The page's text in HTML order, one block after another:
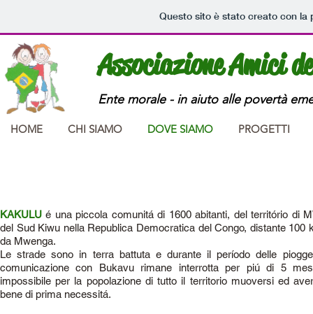
Questo sito è stato creato con
Associazione Amici
Ente morale - in aiuto alle povertà
HOME CHI SIAMO DOVE SIAMO PROGETTI
KAKULU é una piccola comunitá di 1600 abitanti, del território di
del Sud Kiwu nella Republica Democratica del Congo, distante 100
da Mwenga.
Le strade sono in terra battuta e durante il período delle
comunicazione con Bukavu rimane interrotta per piú di 5
impossibile per la popolazione di tutto il territorio muoversi ed
bene di prima necessitá.